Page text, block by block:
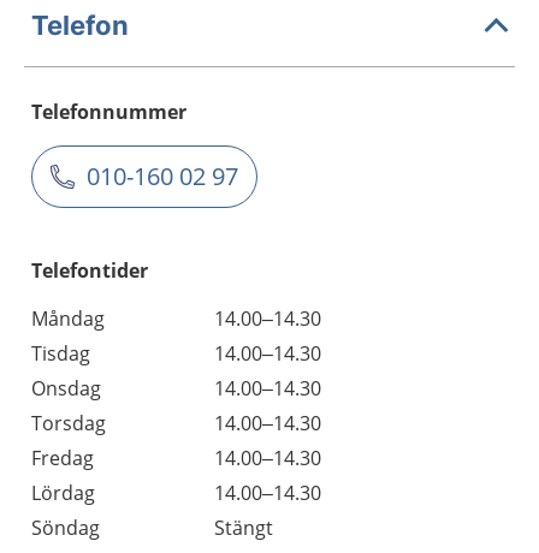
Telefon
Telefonnummer
010-160 02 97
Telefontider
Måndag
14.00–14.30
Tisdag
14.00–14.30
Onsdag
14.00–14.30
Torsdag
14.00–14.30
Fredag
14.00–14.30
Lördag
14.00–14.30
Söndag
Stängt